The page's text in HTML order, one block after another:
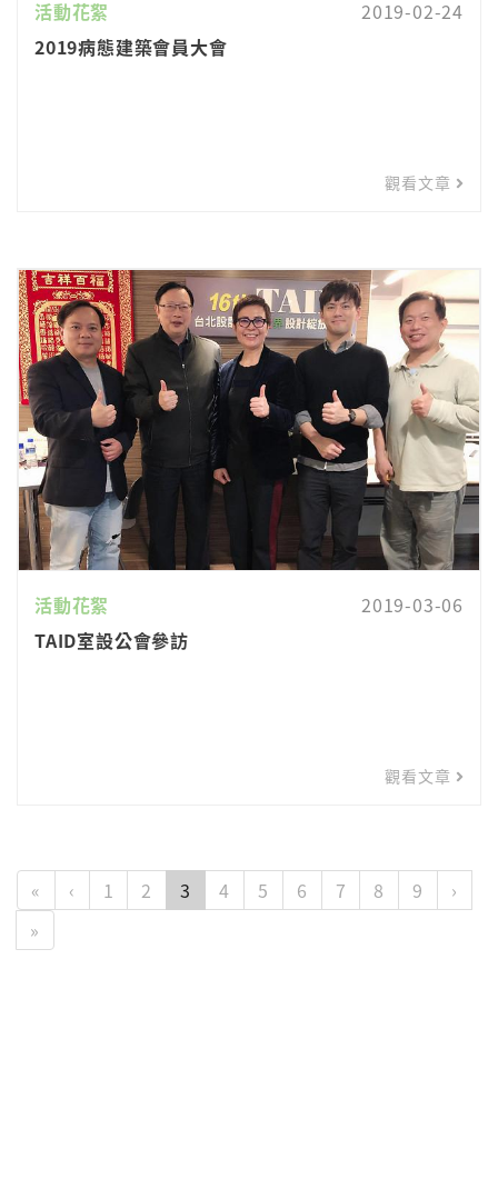
活動花絮
2019-02-24
2019病態建築會員大會
觀看文章
活動花絮
2019-03-06
TAID室設公會參訪
觀看文章
« ‹ 1 2 3 4 5 6 7 8 9
›
»